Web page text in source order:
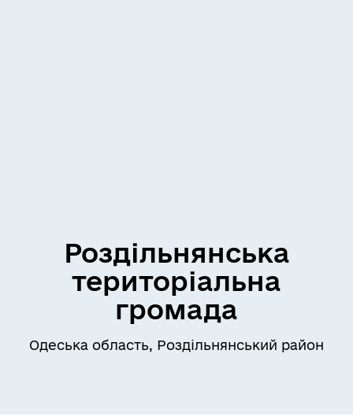
Роздільнянська
територіальна
громада
Одеська область, Роздільнянський район